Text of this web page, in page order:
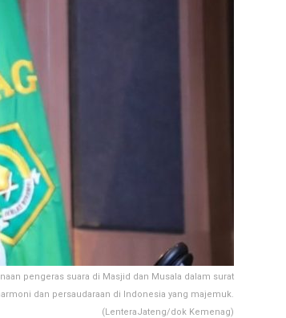
pengeras suara di Masjid dan Musala dalam surat
dan persaudaraan di Indonesia yang majemuk.
(LenteraJateng/dok Kemenag)